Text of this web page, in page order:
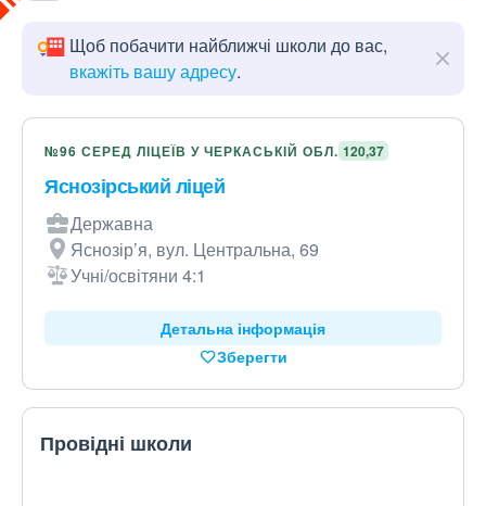
Щоб побачити найближчі школи до вас,
вкажіть вашу адресу.
№96 СЕРЕД ЛІЦЕЇВ У ЧЕРКАСЬКІЙ ОБЛ. 120,37
Яснозірський ліцей
Державна
Яснозір’я, вул. Центральна, 69
Учні/освітяни 4:1
Детальна інформація
Зберегти
Провідні школи